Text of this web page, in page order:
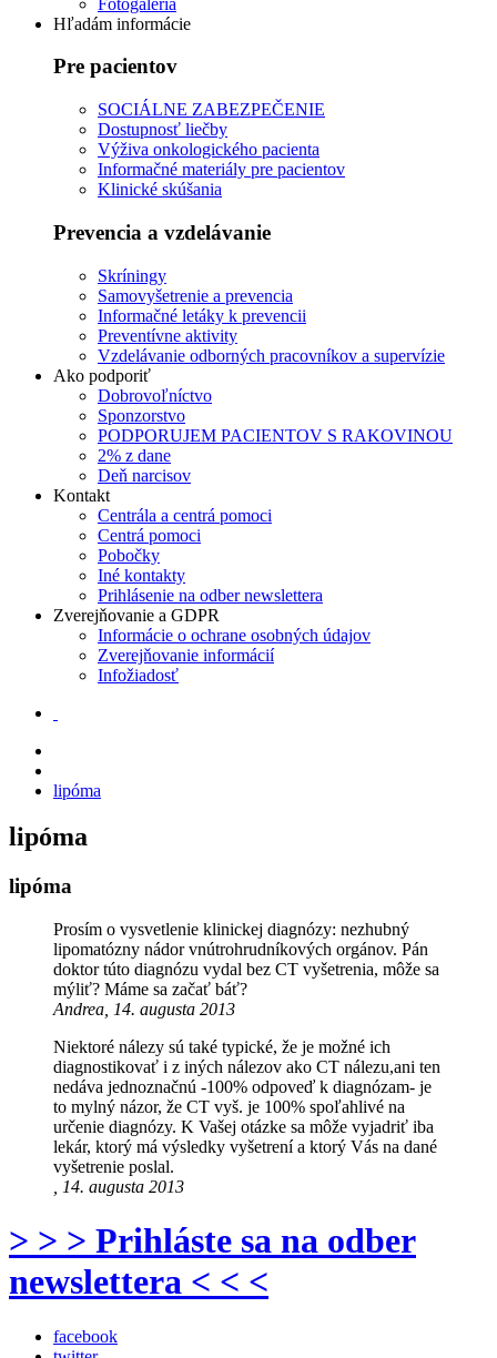
Hľadám informácie
Pre pacientov
SOCIÁLNE ZABEZPEČENIE
Dostupnosť liečby
Výživa onkologického pacienta
Informačné materiály pre pacientov
Klinické skúšania
Prevencia a vzdelávanie
Skríningy
Samovyšetrenie a prevencia
Informačné letáky k prevencii
Preventívne aktivity
Vzdelávanie odborných pracovníkov a supervízie
Ako podporiť
Dobrovoľníctvo
Sponzorstvo
PODPORUJEM PACIENTOV S RAKOVINOU
2% z dane
Deň narcisov
Kontakt
Centrála a centrá pomoci
Centrá pomoci
Pobočky
Iné kontakty
Prihlásenie na odber newslettera
Zverejňovanie a GDPR
Informácie o ochrane osobných údajov
Zverejňovanie informácií
Infožiadosť
lipóma
lipóma
lipóma
Prosím o vysvetlenie klinickej diagnózy: nezhubný
lipomatózny nádor vnútrohrudníkových orgánov. Pán
doktor túto diagnózu vydal bez CT vyšetrenia, môže sa
mýliť? Máme sa začať báť?
Andrea, 14. augusta 2013
Niektoré nálezy sú také typické, že je možné ich
diagnostikovať i z iných nálezov ako CT nálezu,ani ten
nedáva jednoznačnú -100% odpoveď k diagnózam- je
to mylný názor, že CT vyš. je 100% spoľahlivé na
určenie diagnózy. K Vašej otázke sa môže vyjadriť iba
lekár, ktorý má výsledky vyšetrení a ktorý Vás na dané
vyšetrenie poslal.
, 14. augusta 2013
> > > Prihláste sa na odber
newslettera < < <
facebook